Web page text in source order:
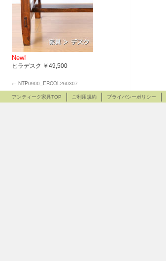
New!
ヒラデスク ￥49,500
← NTP0900_ERCOL260307
アンティーク家具TOP ご利用規約 プライバシーポリシー